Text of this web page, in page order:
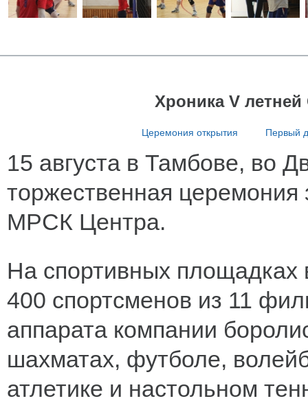
Хроника V
Церемония открытия Первый
15 августа в Тамбове, во
торжественная
МРСК Центра.
На спортивных площадках
400 спортсменов из 11
аппарата компании
шахматах, футболе,
атлетике и настольном